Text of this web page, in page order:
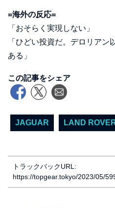
=海外の反応=
「おそらく実現しない」
「ひどい投資だ。デロリアン
ある」
この記事をシェア
JAGUAR LAND
トラックバックURL:
https://topgear.tokyo/2023/05/